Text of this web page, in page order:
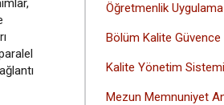
Öğretmenlik
Bölüm Kalite Güvence
Kalite Yönetim Sistemi
Mezun Memnuniyet